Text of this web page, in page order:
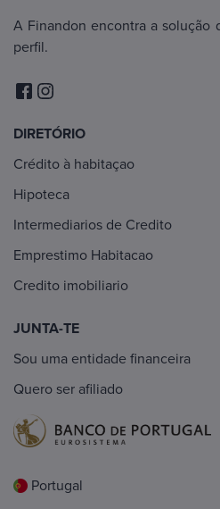
A Finandon encontra a solução
perfil.
DIRETÓRIO
Crédito à habitaçao
Hipoteca
Intermediarios de Credito
Emprestimo Habitacao
Credito imobiliario
JUNTA-TE
Sou uma entidade financeira
Quero ser afiliado
Portugal